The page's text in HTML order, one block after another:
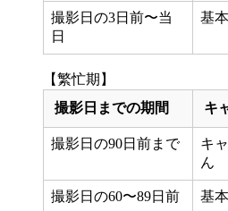
撮影日の3日前〜当
日
基
【繁忙期】
撮影日までの期間
キ
撮影日の90日前まで
キ
ん
撮影日の60〜89日前 基